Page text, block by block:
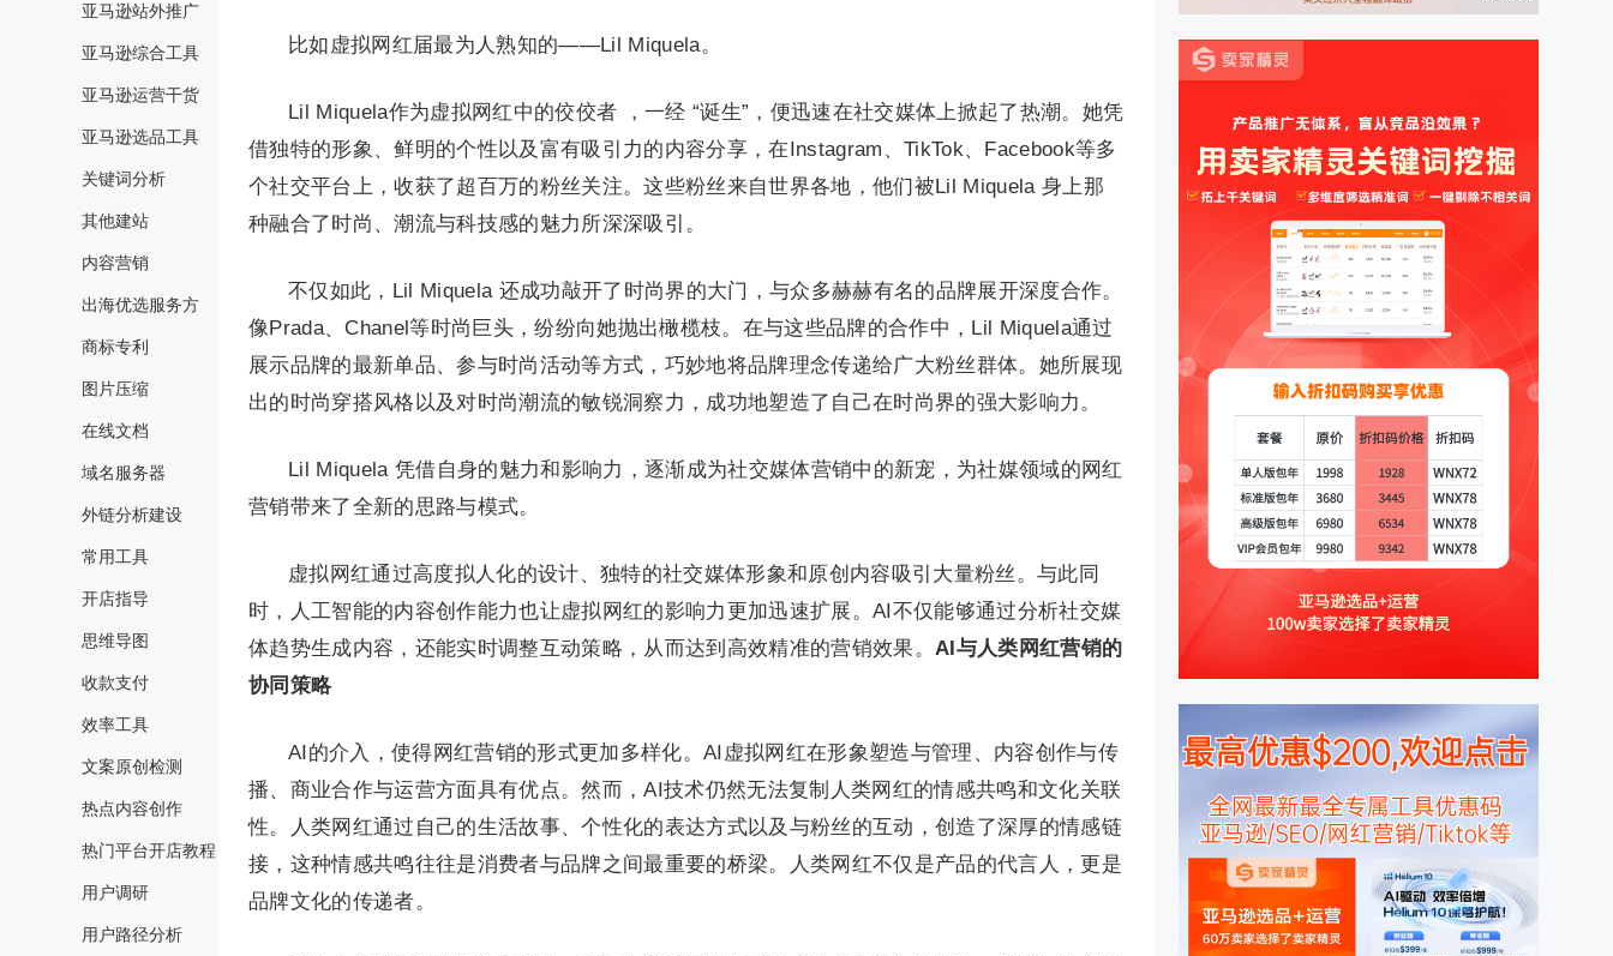
亚马逊站外推广
亚马逊综合工具
亚马逊运营干货
亚马逊选品工具
关键词分析
其他建站
内容营销
出海优选服务方
商标专利
图片压缩
在线文档
域名服务器
外链分析建设
常用工具
开店指导
思维导图
收款支付
效率工具
文案原创检测
热点内容创作
热门平台开店教程
用户调研
用户路径分析
比如虚拟网红届最为人熟知的——Lil Miquela。
Lil Miquela作为虚拟网红中的佼佼者 ，一经 “诞生”，便迅速在社交媒体上掀起了热潮。她凭
借独特的形象、鲜明的个性以及富有吸引力的内容分享，在Instagram、TikTok、Facebook等多
个社交平台上，收获了超百万的粉丝关注。这些粉丝来自世界各地，他们被Lil Miquela 身上那
种融合了时尚、潮流与科技感的魅力所深深吸引。
不仅如此，Lil Miquela 还成功敲开了时尚界的大门，与众多赫赫有名的品牌展开深度合作。
像Prada、Chanel等时尚巨头，纷纷向她抛出橄榄枝。在与这些品牌的合作中，Lil Miquela通过
展示品牌的最新单品、参与时尚活动等方式，巧妙地将品牌理念传递给广大粉丝群体。她所展现
出的时尚穿搭风格以及对时尚潮流的敏锐洞察力，成功地塑造了自己在时尚界的强大影响力。
Lil Miquela 凭借自身的魅力和影响力，逐渐成为社交媒体营销中的新宠，为社媒领域的网红
营销带来了全新的思路与模式。
虚拟网红通过高度拟人化的设计、独特的社交媒体形象和原创内容吸引大量粉丝。与此同
时，人工智能的内容创作能力也让虚拟网红的影响力更加迅速扩展。AI不仅能够通过分析社交媒
体趋势生成内容，还能实时调整互动策略，从而达到高效精准的营销效果。 AI与人类网红营销的
协同策略
AI的介入，使得网红营销的形式更加多样化。AI虚拟网红在形象塑造与管理、内容创作与传
播、商业合作与运营方面具有优点。然而，AI技术仍然无法复制人类网红的情感共鸣和文化关联
性。人类网红通过自己的生活故事、个性化的表达方式以及与粉丝的互动，创造了深厚的情感链
接，这种情感共鸣往往是消费者与品牌之间最重要的桥梁。人类网红不仅是产品的代言人，更是
品牌文化的传递者。